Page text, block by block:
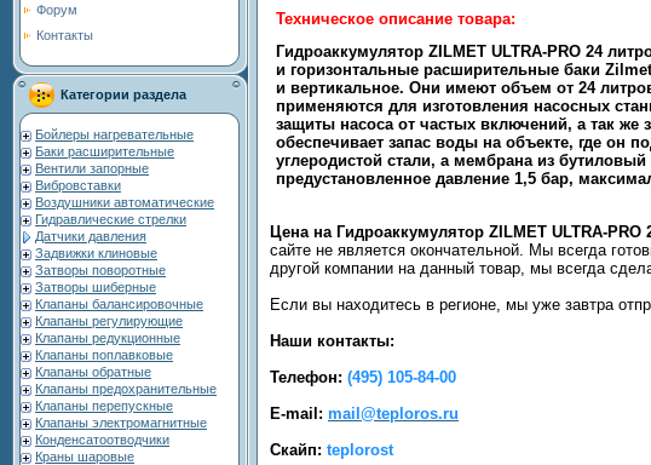
Форум
Контакты
Категории раздела
Бойлеры нагревательные
Баки расширительные
Вентили запорные
Вибровставки
Воздушники автоматические
Гидравлические стрелки
Датчики давления
Задвижки клиновые
Затворы поворотные
Затворы шиберные
Клапаны балансировочные
Клапаны регулирующие
Клапаны редукционные
Клапаны поплавковые
Клапаны обратные
Клапаны предохранительные
Клапаны перепускные
Клапаны электромагнитные
Конденсатоотводчики
Краны шаровые
Техническое описание товара:
Гидроаккумулятор ZILMET ULTRA-PRO 24
и горизонтальные расширительные баки
и вертикальное. Они имеют объем от 24
применяются для изготовления насосных
защиты насоса от частых включений, а так
обеспечивает запас воды на объекте, где он
углеродистой стали, а мембрана из
предустановленное давление 1,5 бар,
Цена на Гидроаккумулятор ZILMET ULTRA-
сайте не является окончательной. Мы всегда
другой компании на данный товар, мы всегда
Если вы находитесь в регионе, мы уже завтра
Наши контакты:
Телефон: (495) 105-84-00
E-mail: mail@teploros.ru
Скайп: teplorost